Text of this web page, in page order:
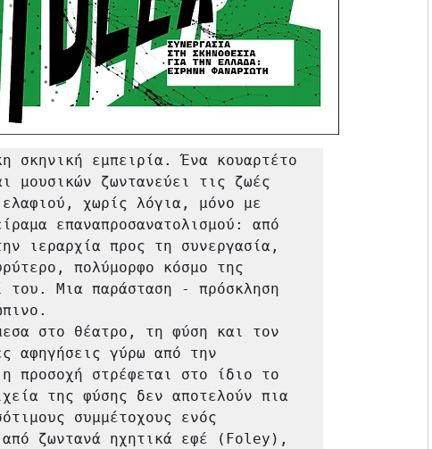
σκηνική εμπειρία. Ένα κουαρτέτο
μουσικών ζωντανεύει τις ζωές
χωρίς λόγια, μόνο με
επαναπροσανατολισμού: από
ιεραρχία προς τη συνεργασία,
πολύμορφο κόσμο της
του. Μια παράσταση - πρόσκληση
στο θέατρο, τη φύση και τον
αφηγήσεις γύρω από την
προσοχή στρέφεται στο ίδιο το
της φύσης δεν αποτελούν πια
συμμέτοχους ενός
από ζωντανά ηχητικά εφέ (Foley),